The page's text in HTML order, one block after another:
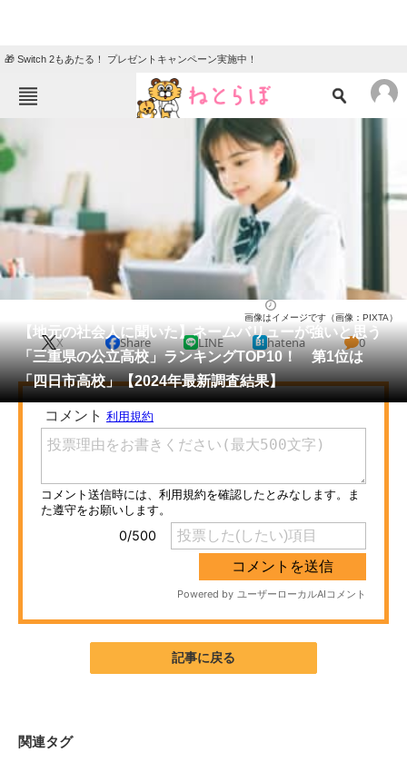
🎁 Switch 2もあたる！ プレゼントキャンペーン実施中！
TOP ニュース
クイズ
グルメ 地域
住まい 教育・育児
リサーチ
会員記事
メディア
注目記事を集めた総合ページ
ITの今と未来を見通す
スマホと通信の最新トレンド
進化するPCとデバイスの未来
AI活用のいまが分かる
【地元の社会人に聞いた】ネームバリューが強いと思う
「三重県の公立高校」ランキングTOP10！ 第1位は
「四日市高校」【2024年最新調査結果】
画像はイメージです（画像：PIXTA）
X Share LINE hatena 0
記事に戻る
関連タグ